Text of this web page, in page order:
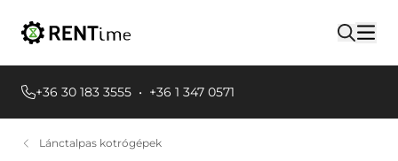
+36 30 183 3555 • +36 1 347 0571
Lánctalpas kotrógépek